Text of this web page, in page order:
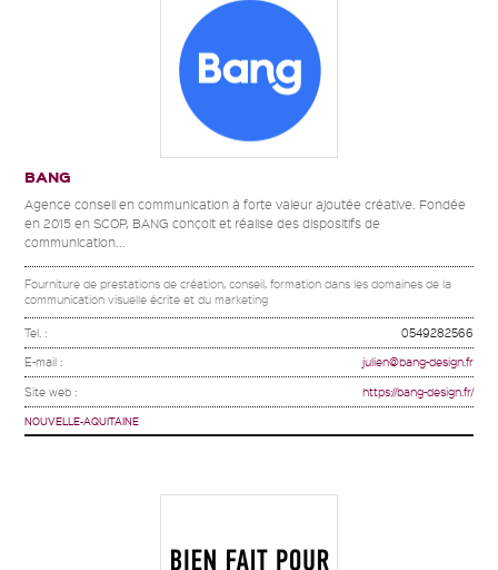
BANG
Agence conseil en communication à forte valeur ajoutée créative. Fondée
en 2015 en SCOP, BANG conçoit et réalise des dispositifs de
communication...
Fourniture de prestations de création, conseil, formation dans les domaines de la
communication visuelle écrite et du marketing
Tel. : 0549282566
E-mail : julien@bang-design.fr
Site web : https://bang-design.fr/
NOUVELLE-AQUITAINE